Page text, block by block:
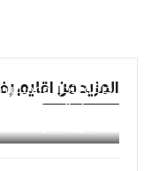
المزيد من اقليم
حركة الأحرار وممثلين
شهداء الشرطة